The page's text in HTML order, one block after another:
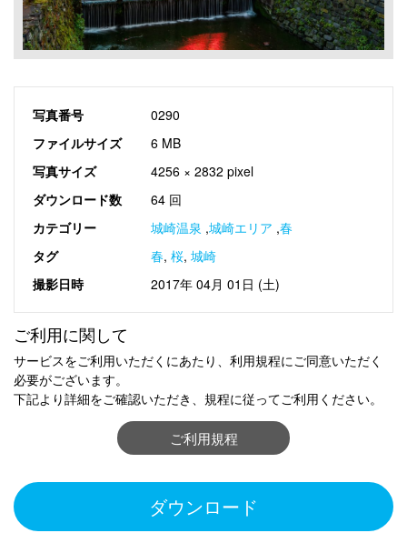
写真番号
0290
ファイルサイズ
6 MB
写真サイズ
4256 × 2832 pixel
ダウンロード数
64 回
カテゴリー
城崎温泉 ,城崎エリア ,春
タグ
春, 桜, 城崎
撮影日時
2017年 04月 01日 (土)
ご利用に関して
サービスをご利用いただくにあたり、利用規程にご同意いただく
必要がございます。
下記より詳細をご確認いただき、規程に従ってご利用ください。
ご利用規程
ダウンロード